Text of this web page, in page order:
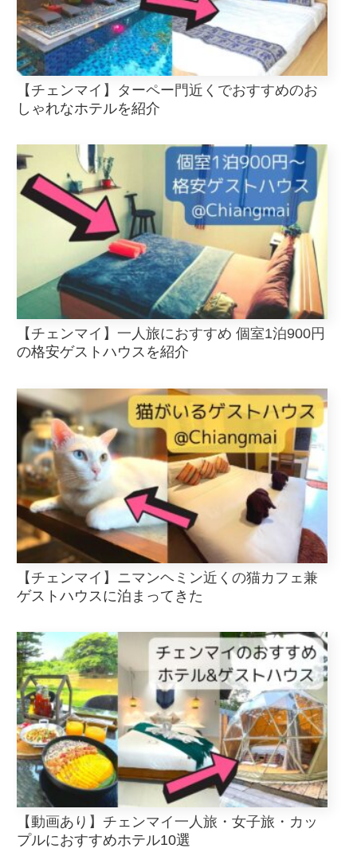
【チェンマイ】ターペー門近くでおすすめのお
しゃれなホテルを紹介
【チェンマイ】一人旅におすすめ 個室1泊900円
の格安ゲストハウスを紹介
【チェンマイ】ニマンヘミン近くの猫カフェ兼
ゲストハウスに泊まってきた
【動画あり】チェンマイ一人旅・女子旅・カッ
プルにおすすめホテル10選